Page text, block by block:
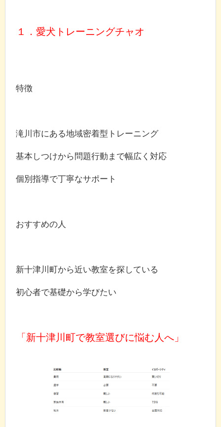
１．愛犬トレーニングチャオ
特徴
滝川市にある地域密着型トレーニング
基本しつけから問題行動まで幅広く対応
個別指導で丁寧なサポート
おすすめの人
新十津川町から近い教室を探している
初心者で基礎から学びたい
「新十津川町で教室選びに悩む人へ」